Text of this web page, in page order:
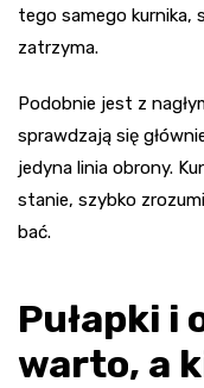
tego samego kurnika,
zatrzyma.
Podobnie jest z
sprawdzają się
jedyna linia obrony.
stanie, szybko
bać.
Pułapki i
warto, a